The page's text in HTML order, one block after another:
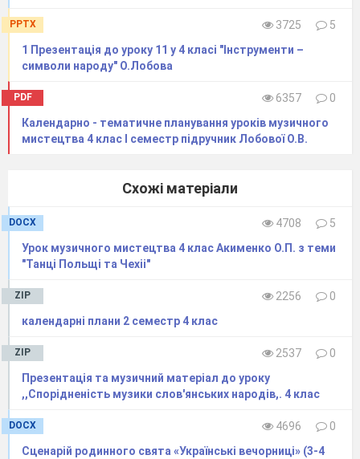
Пригадай опери-казки за малюнками
(«Вовк і семеро козенят», «Коза Дереза»,
Створіть невеличку сцену з власної
опери-
Оберіть казковий сюжет, визначте
фрагмент для виконання та
та розіграйте сцену,
імпровізуючи мелодії на текст казки
V.Вокально-хорова робота Норвезька
текст А. М
1.Розспівка. Послухайте пісню
«Камертон». Знайдіть у тексті й поясніть усі
«музичні» слова
PPTX 3725
5
1 Презентація до уроку 11 у 4 класі "Інструменти –
символи народу" О.Лобова
PDF 6357
0
Календарно - тематичне планування уроків музичного
мистецтва 4 клас І семестр підручник Лобової О.В.
Схожі матеріали
DOCX 4708
5
Урок музичного мистецтва 4 клас Акименко О.П. з теми
"Танці Польщі та Чехіі"
ZIP 2256
0
календарні плани 2 семестр 4 клас
ZIP 2537
0
Презентація та музичний матеріал до уроку
,,Спорідненість музики слов'янських народів,. 4 клас
DOCX 4696
0
Сценарій родинного свята «Українські вечорниці» (3-4